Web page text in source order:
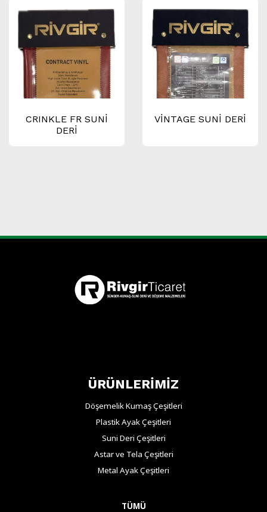
CRINKLE FR SUNİ
DERİ
VİNTAGE SUNİ DERİ
ÜRÜNLERİMİZ
Döşemelik Kumaş Çeşitleri
Plastik Ayak Çeşitleri
Suni Deri Çeşitleri
Astar ve Tela Çeşitleri
Metal Ayak Çeşitleri
TÜMÜ